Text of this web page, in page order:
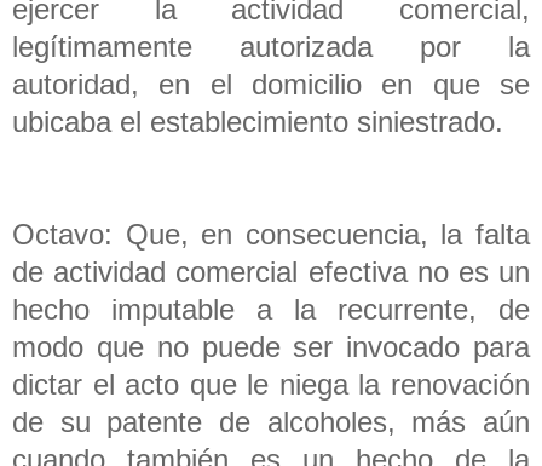
ejercer la actividad comercial,
legítimamente autorizada por la
autoridad, en el domicilio en que se
ubicaba el establecimiento siniestrado.
Octavo: Que, en consecuencia, la falta
de actividad comercial efectiva no es un
hecho imputable a la recurrente, de
modo que no puede ser invocado para
dictar el acto que le niega la renovación
de su patente de alcoholes, más aún
cuando también es un hecho de la